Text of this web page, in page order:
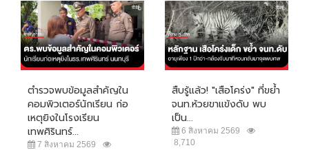
ตำรวจพบข้อมูลสำคัญใน
คอมพิวเตอร์นักเรียน ก่อ
เหตุยิงในโรงเรียน
เทพศิรินทร์...
7 สิงหาคม 2569
สืบรู้แล้ว! "เสือโคร่ง" ที่ขย้ำ
จนท.ห้วยขาแข้งดับ พบ
เป็น...
6 สิงหาคม 2569
8,710